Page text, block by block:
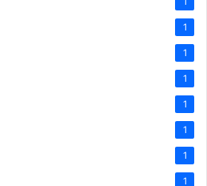
1
1
1
1
1
1
1